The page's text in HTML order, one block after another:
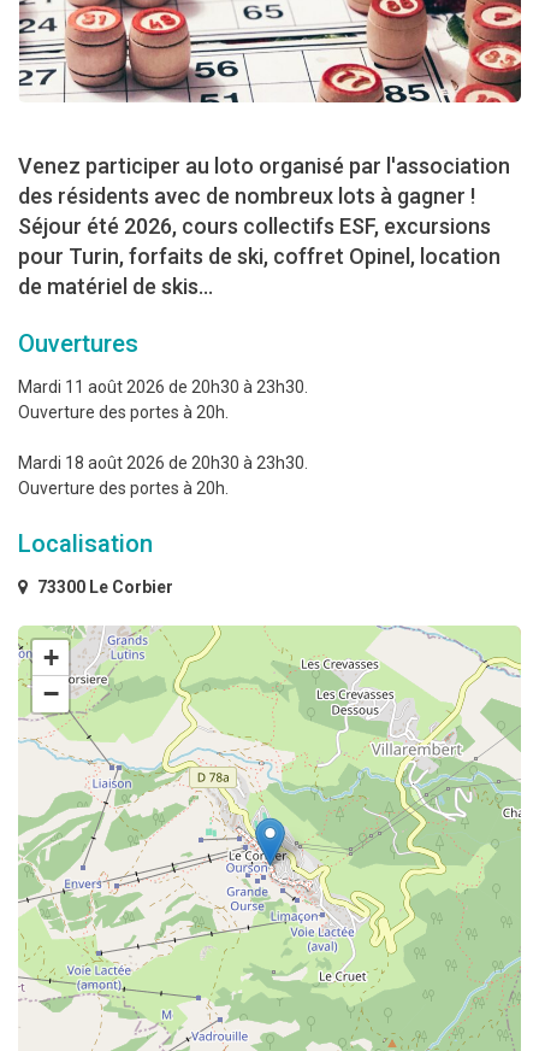
Venez participer au loto organisé par l'association
des résidents avec de nombreux lots à gagner !
Séjour été 2026, cours collectifs ESF, excursions
pour Turin, forfaits de ski, coffret Opinel, location
de matériel de skis…
Ouvertures
Mardi 11 août 2026 de 20h30 à 23h30.
Ouverture des portes à 20h.
Mardi 18 août 2026 de 20h30 à 23h30.
Ouverture des portes à 20h.
Localisation
73300 Le Corbier
+
−